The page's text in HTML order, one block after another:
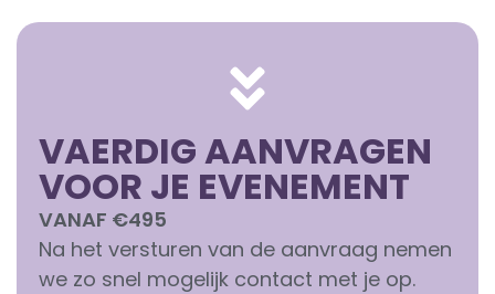
VAERDIG AANVRAGEN
VOOR JE EVENEMENT
VANAF €495
Na het versturen van de aanvraag nemen
we zo snel mogelijk contact met je op.